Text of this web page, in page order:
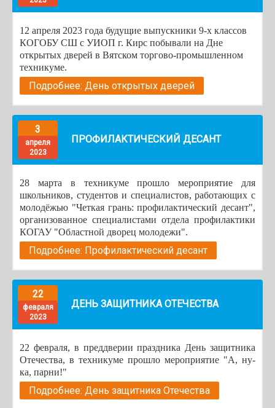
12 апреля 2023 года будущие выпускники 9-х классов
КОГОБУ СШ с УИОП г. Кирс побывали на Дне
открытых дверей в Вятском торгово-промышленном
техникуме.
Подробнее: День открытых дверей
3
апреля
2023
ПРОФИЛАКТИЧЕСКИЙ ДЕСАНТ
28 марта в техникуме прошло мероприятие для
школьников, студентов и специалистов, работающих с
молодёжью "Четкая грань: профилактический десант",
организованное специалистами отдела профилактики
КОГАУ "Областной дворец молодежи".
Подробнее: Профилактический десант
22
февраля
2023
ДЕНЬ ЗАЩИТНИКА ОТЕЧЕСТВА
22 февраля, в преддверии праздника День защитника
Отечества, в техникуме прошло мероприятие "А, ну-
ка, парни!"
Подробнее: День защитника Отечества